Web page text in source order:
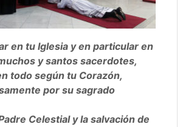
en tu Iglesia y en particular en
y santos sacerdotes,
todo según tu Corazón,
por su sagrado
Celestial y la salvación de